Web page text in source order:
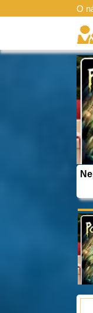
O